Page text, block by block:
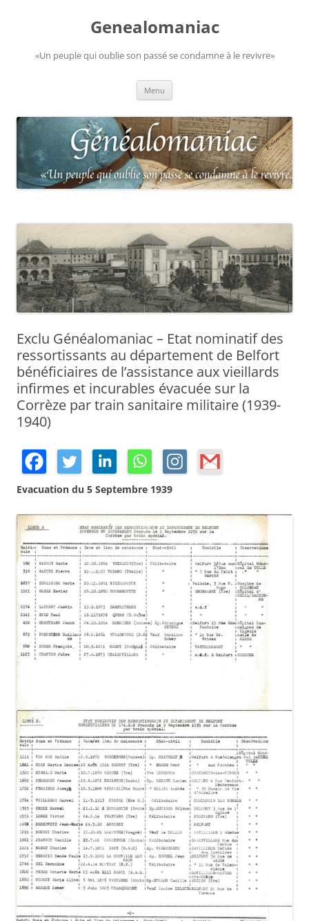
Genealomaniac
«Un peuple qui oublie son passé se condamne à le revivre»
Menu
Exclu Généalomaniac – Etat nominatif des
ressortissants au département de Belfort
bénéficiaires de l’assistance aux vieillards
infirmes et incurables évacuée sur la
Corrèze par train sanitaire militaire (1939-
1940)
Evacuation du 5 Septembre 1939